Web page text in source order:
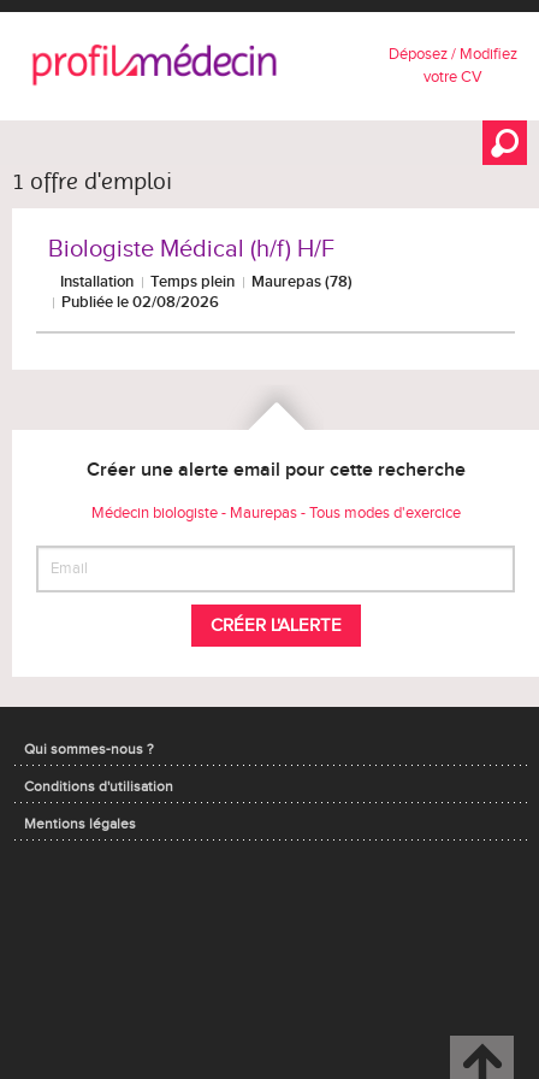
Déposez / Modifiez
votre CV
1 offre d'emploi
Biologiste Médical (h/f) H/F
Installation Temps plein
Maurepas (78)
Publiée le 02/08/2026
Créer une alerte email pour cette recherche
Médecin biologiste - Maurepas - Tous modes d'exercice
CRÉER L'ALERTE
Qui sommes-nous ?
Conditions d'utilisation
Mentions légales